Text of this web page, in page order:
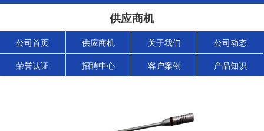
供应商机
公司首页 供应商机 关于我们 公司动态
荣誉认证 招聘中心 客户案例 产品知识